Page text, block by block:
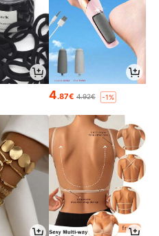
4.87€ 4.92€ -1%